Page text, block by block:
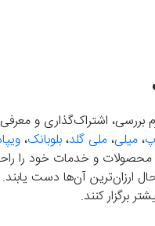
بررسی، اشتراک‌گذاری و
، میلی، ملی گلد، بلوبانک،
محصولات و خدمات خود را
ارزان‌ترین آن‌ها دست‌
برگزار کنند.